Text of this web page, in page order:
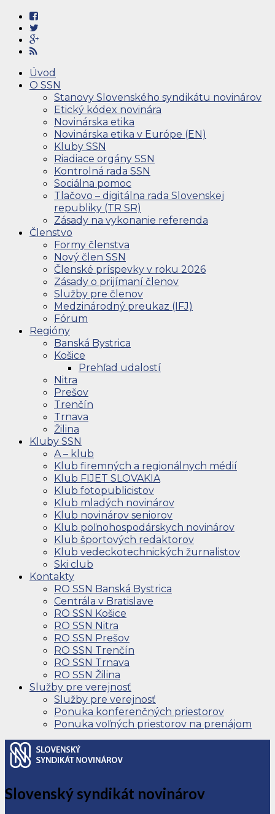
Úvod
O SSN
Stanovy Slovenského syndikátu novinárov
Etický kódex novinára
Novinárska etika
Novinárska etika v Európe (EN)
Kluby SSN
Riadiace orgány SSN
Kontrolná rada SSN
Sociálna pomoc
Tlačovo – digitálna rada Slovenskej
republiky (TR SR)
Zásady na vykonanie referenda
Členstvo
Formy členstva
Nový člen SSN
Členské príspevky v roku 2026
Zásady o prijímaní členov
Služby pre členov
Medzinárodný preukaz (IFJ)
Fórum
Regióny
Banská Bystrica
Košice
Prehľad udalostí
Nitra
Prešov
Trenčín
Trnava
Žilina
Kluby SSN
A – klub
Klub firemných a regionálnych médií
Klub FIJET SLOVAKIA
Klub fotopublicistov
Klub mladých novinárov
Klub novinárov seniorov
Klub poľnohospodárskych novinárov
Klub športových redaktorov
Klub vedeckotechnických žurnalistov
Ski club
Kontakty
RO SSN Banská Bystrica
Centrála v Bratislave
RO SSN Košice
RO SSN Nitra
RO SSN Prešov
RO SSN Trenčín
RO SSN Trnava
RO SSN Žilina
Služby pre verejnosť
Služby pre verejnosť
Ponuka konferenčných priestorov
Ponuka voľných priestorov na prenájom
Slovenský syndikát novinárov